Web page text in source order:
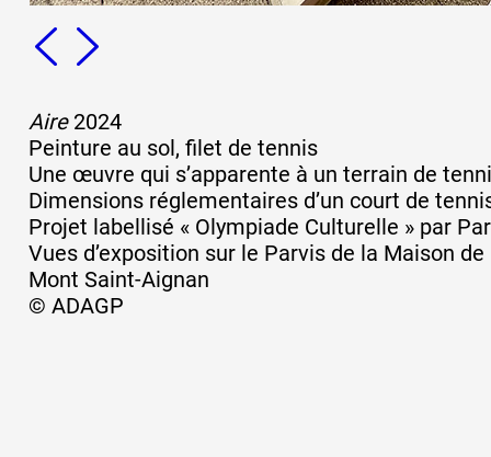
Artistes
Aire2024
Peinture au sol, filet de tennis
Une œuvre qui s’apparente à un terrain de
Dimensions réglementaires d’un court de
Projet labellisé « Olympiade Culturelle » par
Vues d’exposition sur le Parvis de la Maison
Mont Saint-Aignan
© ADAGP